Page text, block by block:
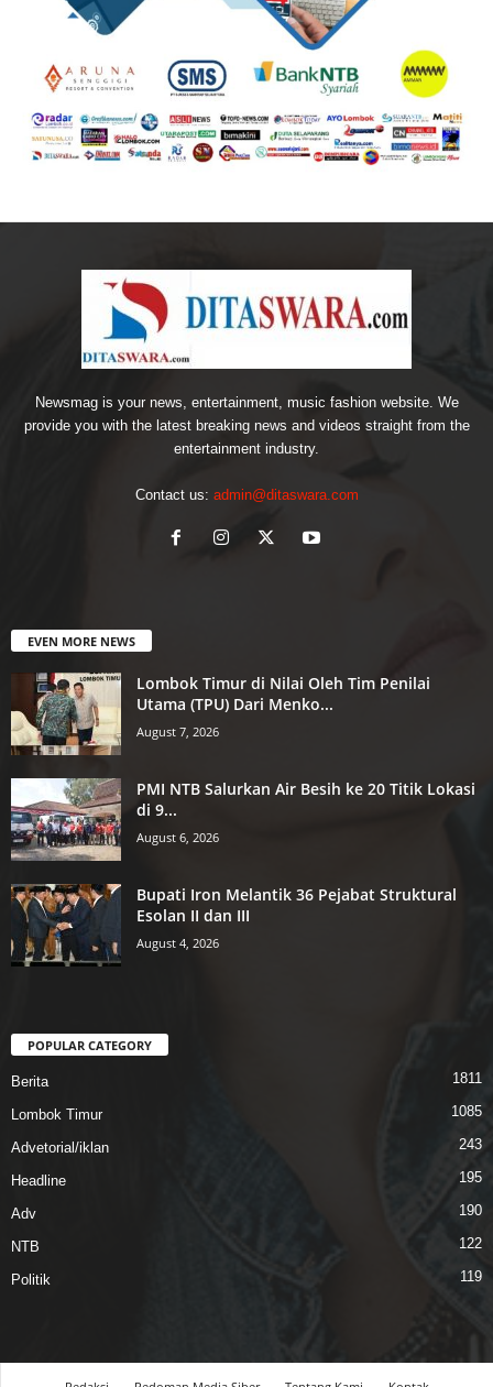
Newsmag is your news, entertainment, music fashion website. We
provide you with the latest breaking news and videos straight from the
entertainment industry.
Contact us: admin@ditaswara.com
EVEN MORE NEWS
Lombok Timur di Nilai Oleh Tim Penilai
Utama (TPU) Dari Menko...
August 7, 2026
PMI NTB Salurkan Air Besih ke 20 Titik Lokasi
di 9...
August 6, 2026
Bupati Iron Melantik 36 Pejabat Struktural
Esolan II dan III
August 4, 2026
POPULAR CATEGORY
Berita 1811
Lombok Timur 1085
Advetorial/iklan 243
Headline 195
Adv 190
NTB 122
Politik 119